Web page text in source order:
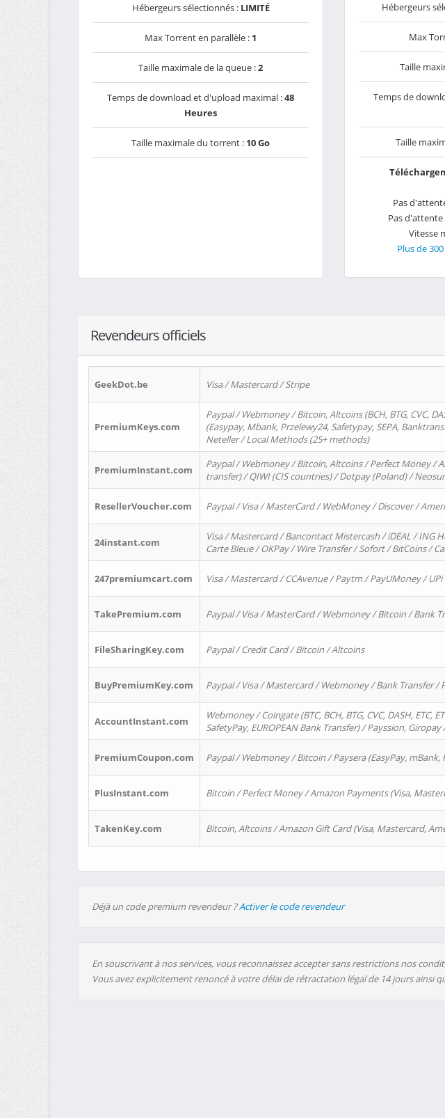
Hébergeurs sélectionnés : LIMITÉ
Max Torrent en parallèle : 1
Taille maximale de la queue :2
Temps de download et d'upload maximal :48
Heures
Taille maximale du torrent : 10 Go
Hébergeurs
Max
Taille
Temps de
Taille
Pas
Pas
Vitesse
Plus de
Revendeurs officiels
GeekDot.be Visa / Mastercard / Stripe
PremiumKeys.com
Paypal / Webmoney / Bitcoin, Altcoins (BCH, BTG, CVC,
(Easypay, Mbank, Przelewy24, Safetypay, SEPA,
Neteller / Local Methods (25+ methods)
PremiumInstant.com
Paypal / Webmoney / Bitcoin, Altcoins / Perfect Money /
transfer) / QIWI (CIS countries) / Dotpay (Poland) /
ResellerVoucher.com Paypal / Visa / MasterCard / WebMoney / Discover /
24instant.com
Visa / Mastercard / Bancontact Mistercash / iDEAL / ING
Carte Bleue / OKPay / Wire Transfer / Sofort / BitCoins /
247premiumcart.com Visa / Mastercard / CCAvenue / Paytm / PayUMoney /
TakePremium.com Paypal / Visa / MasterCard / Webmoney / Bitcoin / Bank
FileSharingKey.com Paypal / Credit Card / Bitcoin / Altcoins
BuyPremiumKey.com Paypal / Visa / Mastercard / Webmoney / Bank Transfer /
AccountInstant.com
Webmoney / Coingate (BTC, BCH, BTG, CVC, DASH, ETC,
SafetyPay, EUROPEAN Bank Transfer) / Payssion,
PremiumCoupon.com Paypal / Webmoney / Bitcoin / Paysera (EasyPay, mBank,
PlusInstant.com Bitcoin / Perfect Money / Amazon Payments (Visa,
TakenKey.com Bitcoin, Altcoins / Amazon Gift Card (Visa, Mastercard,
Déjà un code premium revendeur ?Activer le code revendeur
En souscrivant à nos services, vous reconnaissez accepter sans restrictions nos
Vous avez explicitement renoncé à votre délai de rétractation légal de 14 jours